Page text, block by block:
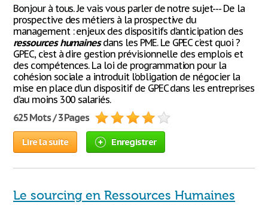
Bonjour à tous. Je vais vous parler de notre sujet--- De la
prospective des métiers à la prospective du
management : enjeux des dispositifs d’anticipation des
ressources humainesdans les PME. Le GPEC c’est quoi ?
GPEC, c’est à dire gestion prévisionnelle des emplois et
des compétences. La loi de programmation pour la
cohésion sociale a introduit l’obligation de négocier la
mise en place d’un dispositif de GPEC dans les entreprises
d’au moins 300 salariés.
625 Mots / 3 Pages
Lire la suite Enregistrer
Le sourcing en Ressources Humaines